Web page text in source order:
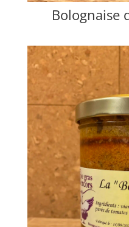
Bolognaise